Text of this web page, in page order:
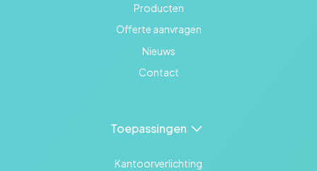
Producten
Offerte aanvragen
Nieuws
Contact
Toepassingen
Kantoorverlichting